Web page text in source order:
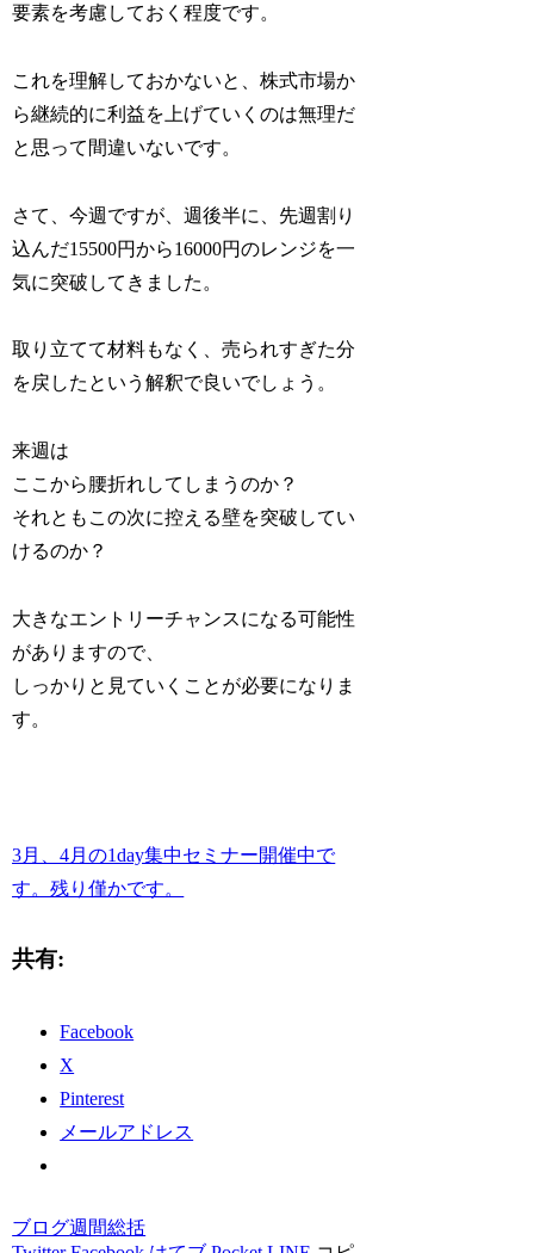
要素を考慮しておく程度です。
これを理解しておかないと、株式市場か
ら継続的に利益を上げていくのは無理だ
と思って間違いないです。
さて、今週ですが、週後半に、先週割り
込んだ15500円から16000円のレンジを一
気に突破してきました。
取り立てて材料もなく、売られすぎた分
を戻したという解釈で良いでしょう。
来週は
ここから腰折れしてしまうのか？
それともこの次に控える壁を突破してい
けるのか？
大きなエントリーチャンスになる可能性
がありますので、
しっかりと見ていくことが必要になりま
す。
3月、4月の1day集中セミナー開催中で
す。残り僅かです。
共有:
Facebook
X
Pinterest
メールアドレス
ブログ週間総括